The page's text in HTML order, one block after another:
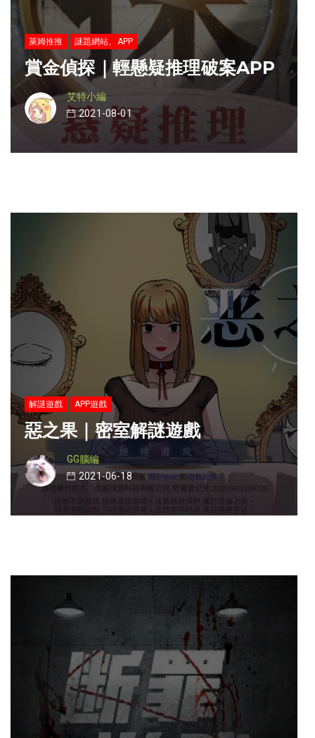
萊姆推推 謎題網站、APP
賞金偵探｜輕懸疑推理破案APP
艾特小編
2021-08-01
解謎遊戲 APP遊戲
惡之果｜密室解謎遊戲
GG腦編
2021-06-18